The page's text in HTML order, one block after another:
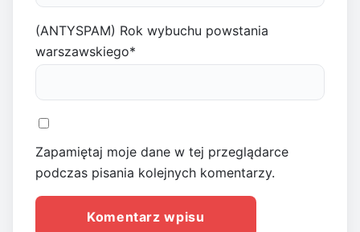
(ANTYSPAM) Rok wybuchu powstania
warszawskiego*
Zapamiętaj moje dane w tej przeglądarce
podczas pisania kolejnych komentarzy.